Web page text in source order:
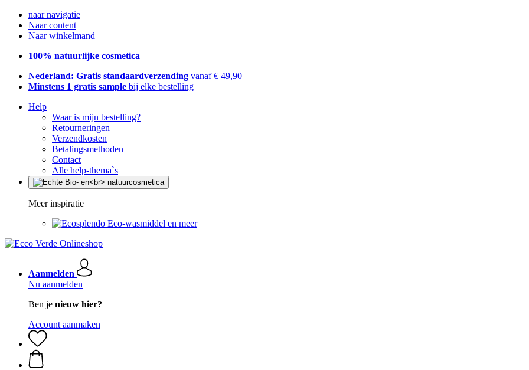
naar navigatie
Naar content
Naar winkelmand
100% natuurlijke cosmetica
Nederland: Gratis standaardverzending vanaf € 49,90
Minstens 1 gratis sample bij elke bestelling
Help
Waar is mijn bestelling?
Retourneringen
Verzendkosten
Betalingsmethoden
Contact
Alle help-thema`s
Meer inspiratie
Eco-wasmiddel en meer
Aanmelden
Nu aanmelden
Ben je nieuw hier?
Account aanmaken